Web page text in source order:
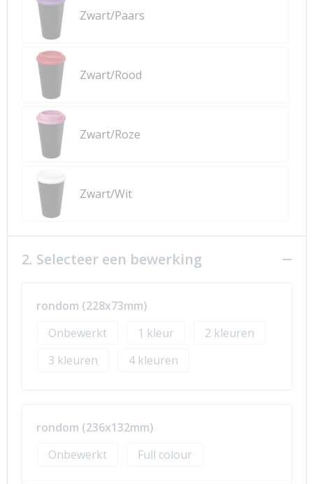
Zwart/Paars
Zwart/Rood
Zwart/Roze
Zwart/Wit
2. Selecteer een bewerking
rondom (228x73mm)
Onbewerkt
1
2
3
4
rondom (236x132mm)
Onbewerkt
Full colour